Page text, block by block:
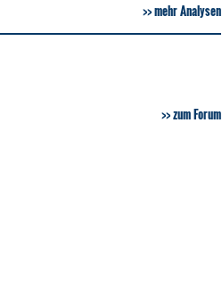
mehr Analysen
zum Forum